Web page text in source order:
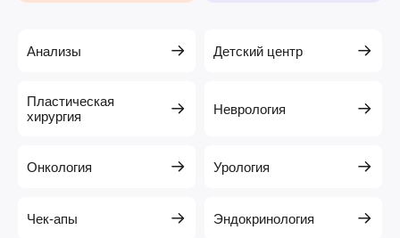
Анализы Детский центр
Пластическая
хирургия
Неврология
Онкология Урология
Чек-апы Эндокринология